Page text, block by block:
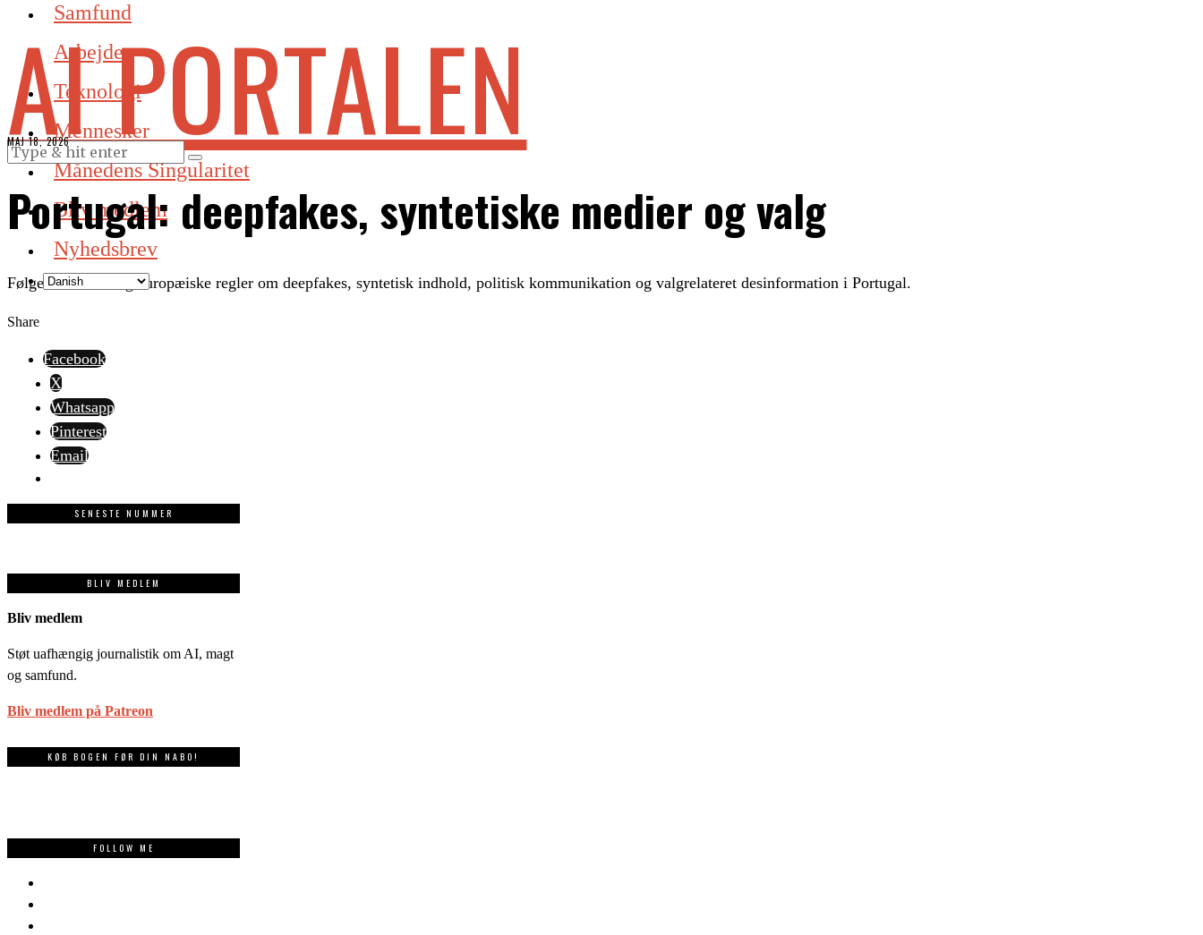
Samfund
Arbejde
Teknologi
Mennesker
Månedens Singularitet
Bliv medlem
Nyhedsbrev
AI PORTALEN
MAJ 18, 2026
Portugal: deepfakes, syntetiske medier og valg
Følger nationale og europæiske regler om deepfakes, syntetisk indhold, politisk kommunikation og valgrelateret desinformation i Portugal.
Share
Facebook
X
Whatsapp
Pinterest
Email
SENESTE NUMMER
BLIV MEDLEM
Bliv medlem
Støt uafhængig journalistik om AI, magt
og samfund.
Bliv medlem på Patreon
KØB BOGEN FØR DIN NABO!
FOLLOW ME